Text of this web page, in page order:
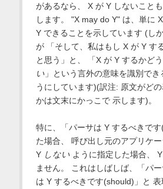
があるなら、 X が Y しないこと
します。 "X may do Y" は、単に
Y できることを示しています (し
が 「そして、私はもし X が Y す
と思う」と、 「X が Y するかど
い」という言外の意味を識別でき
うにしています)(訳注: 原文がど
かは文末にかっこで 示します)。
特に、「パーサは Y するべきで
た場合、 呼び出し元のアプリケ
Y しないように指定した場合、
ません。 これはしばしば、「パ
は Y するべきです(should)」と 表